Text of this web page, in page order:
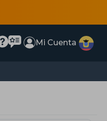
Mi Cuenta